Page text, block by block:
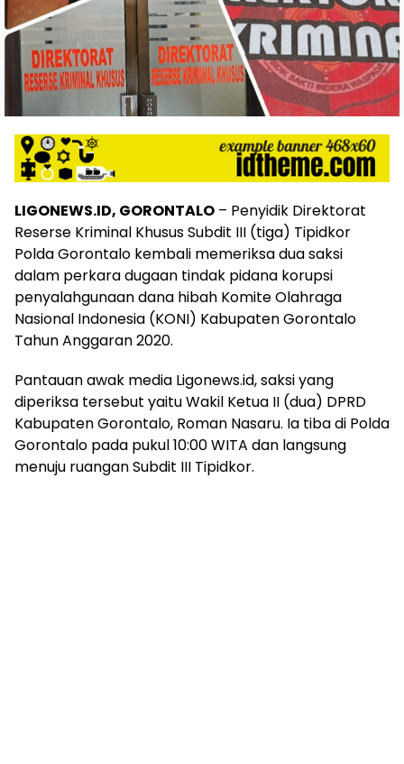
LIGONEWS.ID, GORONTALO – Penyidik Direktorat
Reserse Kriminal Khusus Subdit III (tiga) Tipidkor
Polda Gorontalo kembali memeriksa dua saksi
dalam perkara dugaan tindak pidana korupsi
penyalahgunaan dana hibah Komite Olahraga
Nasional Indonesia (KONI) Kabupaten Gorontalo
Tahun Anggaran 2020.
Pantauan awak media Ligonews.id, saksi yang
diperiksa tersebut yaitu Wakil Ketua II (dua) DPRD
Kabupaten Gorontalo, Roman Nasaru. Ia tiba di Polda
Gorontalo pada pukul 10:00 WITA dan langsung
menuju ruangan Subdit III Tipidkor.